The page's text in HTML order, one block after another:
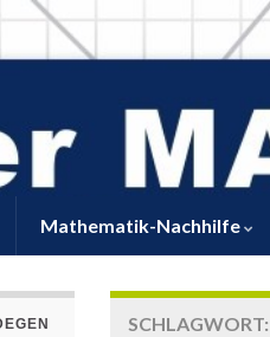
Mathematik-Nachhilfe
SCHLAGWORT: